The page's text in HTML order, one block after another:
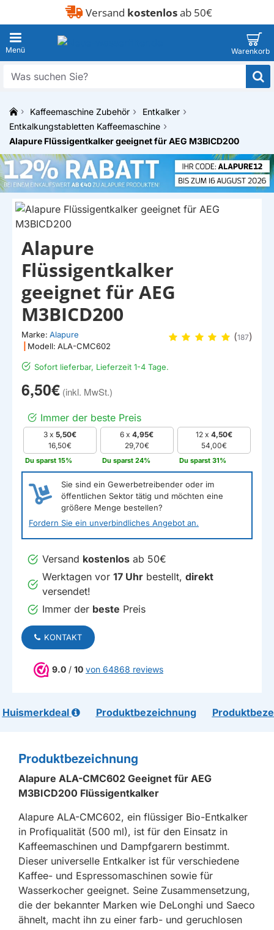
Versand kostenlosab 50€
Was
h
m
e
Kaffeemaschine Zubehör
Entkalker
Entkalkungstabletten Kaffeemaschine
Alapure Flüssigentkalker geeignet für AEG M3BICD200
EIGENMARKE
Sofort lieferbar, Lieferzeit 1-4 Tage.
Alapure
Flüssigentkalker
geeignet für AEG
M3BICD200
Marke: Alapure
Modell: ALA-CMC602
(187)
6,50€
Immer der beste Preis
3 x 5,50€
16,50€
Du sparst 15%
6 x4,95€
29,70€
Du sparst 24%
12 x 4,50€
54,00€
Du sparst 31%
Sie sind ein Gewerbetreibender oder im
öffentlichen Sektor tätig und möchten eine
größere Menge bestellen?
Fordern Sie ein unverbindliches Angebot an.
Versand kostenlos ab 50€
Werktagen vor 17 Uhr bestellt, direkt
versendet!
Immer der beste Preis
KONTAKT
9.0 / 10 von 64868 reviews
Huismerkdeal Produktbezeichnung
Produktbezeichnung
Alapure ALA-CMC602 Geeignet für AEG
M3BICD200 Flüssigentkalker
Alapure ALA-CMC602, ein flüssiger Bio-Entkalker
in Profiqualität (500 ml), ist für den Einsatz in
Kaffeemaschinen und Dampfgarern bestimmt.
Dieser universelle Entkalker ist für verschiedene
Kaffee- und Espressomaschinen sowie für
Wasserkocher geeignet. Seine Zusammensetzung,
die der bekannter Marken wie DeLonghi und Saeco
ähnelt, macht ihn zu einer farb- und geruchlosen